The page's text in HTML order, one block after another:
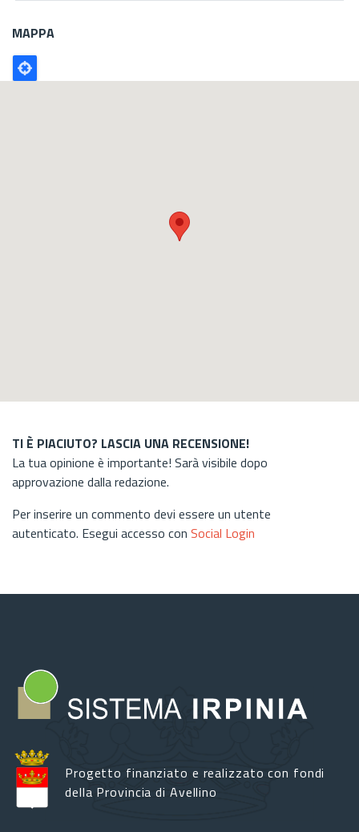
MAPPA
Poligono
GEO
TI È PIACIUTO? LASCIA UNA RECENSIONE!
La tua opinione è importante! Sarà visibile dopo
approvazione dalla redazione.
Per inserire un commento devi essere un utente
autenticato. Esegui accesso con Social Login
Progetto finanziato e realizzato con fondi
della Provincia di Avellino